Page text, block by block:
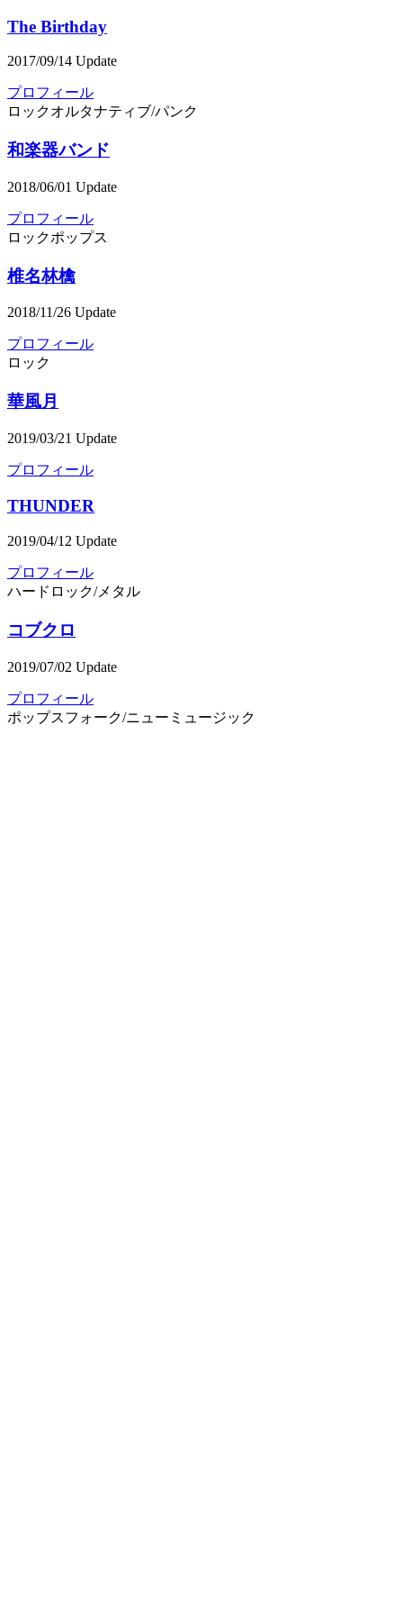
The Birthday
2017/09/14 Update
プロフィール
ロックオルタナティブ/パンク
和楽器バンド
2018/06/01 Update
プロフィール
ロックポップス
椎名林檎
2018/11/26 Update
プロフィール
ロック
華風月
2019/03/21 Update
プロフィール
THUNDER
2019/04/12 Update
プロフィール
ハードロック/メタル
コブクロ
2019/07/02 Update
プロフィール
ポップスフォーク/ニューミュージック